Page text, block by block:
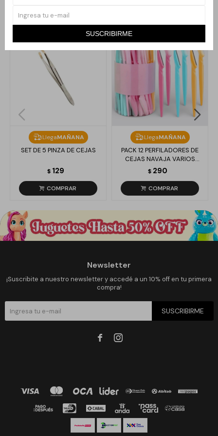
SUSCRIBIRME
Productos que te pueden interesar
LlegaMAÑANA
SET DE 5 PINZA DE CEJAS
$ 129
LlegaMAÑANA
PACK 12 PERFILADORES DE
CEJAS NAVAJA VARIOS
COLORES
$ 290
Newsletter
¡Suscribite a nuestro newsletter y accedé a un 10% off en tu primera
compra!
SUSCRIBIRME
 